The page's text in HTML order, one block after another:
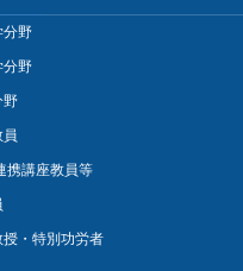
分野
分野
野
員
携講座教員等
授・特別功労者